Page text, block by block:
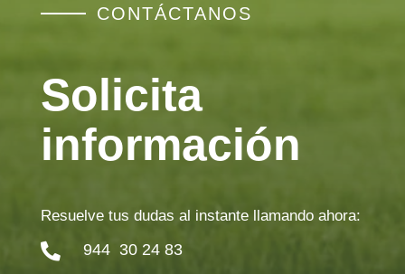
CONTÁCTANOS
Solicita
información
Resuelve tus dudas al instante llamando ahora:
 944 30 24 83